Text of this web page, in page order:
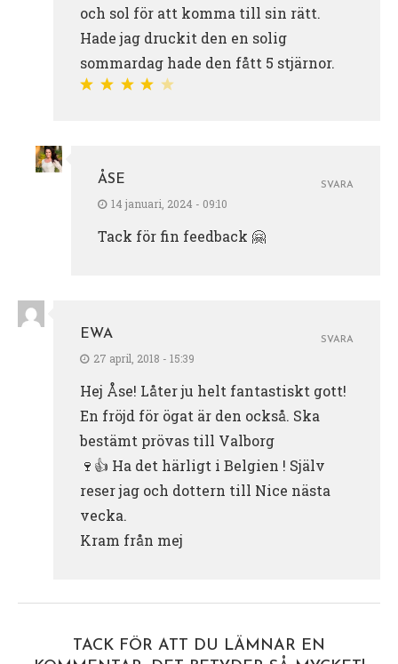
och sol för att komma till sin rätt.
Hade jag druckit den en solig
sommardag hade den fått 5 stjärnor.
ÅSE
14 januari, 2024 - 09:10
Tack för fin feedback 🤗
SVARA
EWA
27 april, 2018 - 15:39
Hej Åse! Låter ju helt fantastiskt gott!
En fröjd för ögat är den också. Ska
bestämt prövas till Valborg
🍷👍 Ha det härligt i Belgien ! Själv
reser jag och dottern till Nice nästa
vecka.
Kram från mej
SVARA
TACK FÖR ATT DU LÄMNAR EN